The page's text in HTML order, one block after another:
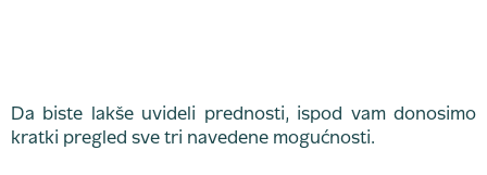
Da biste lakše uvideli prednosti, ispod vam donosimo
kratki pregled sve tri navedene mogućnosti.